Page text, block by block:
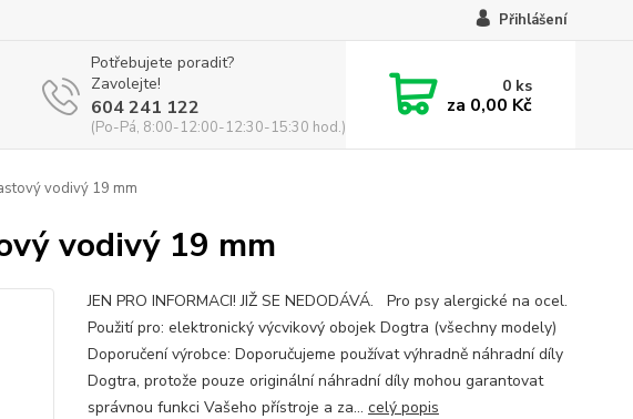
Přihlášení
Potřebujete poradit?
Zavolejte!
604 241 122
(Po-Pá, 8:00-12:00-12:30-15:30 hod.)
0 ks
za 0,00 Kč
vodivý 19 mm
vodivý 19 mm
JEN PRO INFORMACI! JIŽ SE NEDODÁVÁ. Pro psy alergické na ocel.
Použití pro: elektronický výcvikový obojek Dogtra (všechny modely)
Doporučení výrobce: Doporučujeme používat výhradně náhradní díly
Dogtra, protože pouze originální náhradní díly mohou garantovat
správnou funkci Vašeho přístroje a za... celý popis